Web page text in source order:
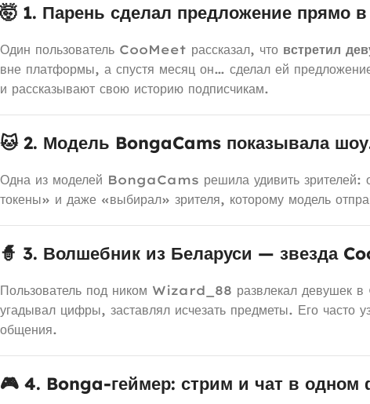
🤯 1. Парень сделал предложение прямо
Один пользователь CooMeet рассказал, что встретил
вне платформы, а спустя месяц он… сделал ей
и рассказывают свою историю подписчикам.
🐱 2. Модель BongaCams показывала
Одна из моделей BongaCams решила удивить зрителей:
токены» и даже «выбирал» зрителя, которому модель
🧙 3. Волшебник из Беларуси — звезда
Пользователь под ником Wizard_88 развлекал девушек
угадывал цифры, заставлял исчезать предметы. Его часто
общения.
🎮 4. Bonga-геймер: стрим и чат в одном